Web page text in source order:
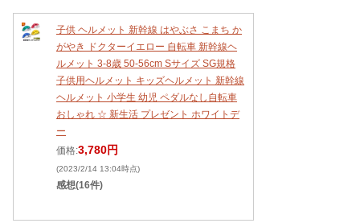
子供 ヘルメット 新幹線 はやぶさ こまち か
がやき ドクターイエロー 自転車 新幹線ヘ
ルメット 3-8歳 50-56cm Sサイズ SG規格
子供用ヘルメット キッズヘルメット 新幹線
ヘルメット 小学生 幼児 ペダルなし自転車
おしゃれ ☆ 新生活 プレゼント ホワイトデ
ー
価格:3,780円
(2023/2/14 13:04時点)
感想(16件)